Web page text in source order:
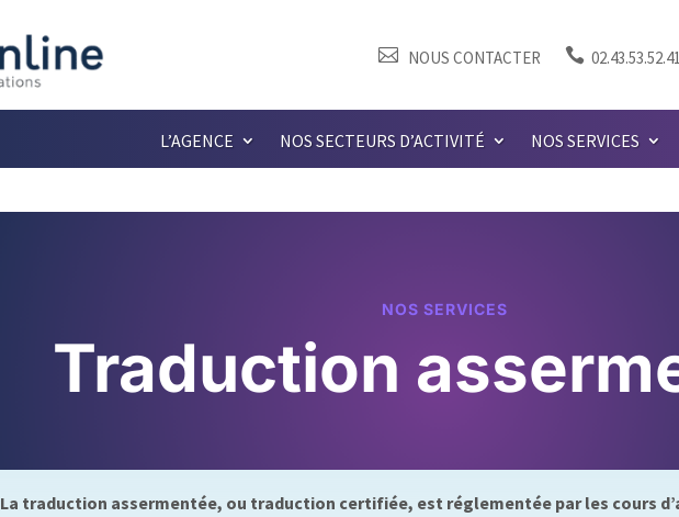
 NOUS CONTACTER  02.43.53.52.41
L’AGENCE NOS SECTEURS D’ACTIVITÉ NOS SERVICES
NOS SERVICES
Traduction
La traduction assermentée, ou traduction certifiée, est réglementée par les cours